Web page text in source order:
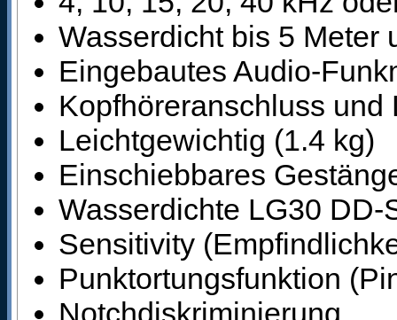
Wasserdicht bis 5 Meter
Eingebautes Audio-
Kopfhöreranschluss und
Leichtgewichtig (1.4 kg)
Einschiebbares
Wasserdichte LG30
Sensitivity
Punktortungsfunktion
Notchdiskriminierung